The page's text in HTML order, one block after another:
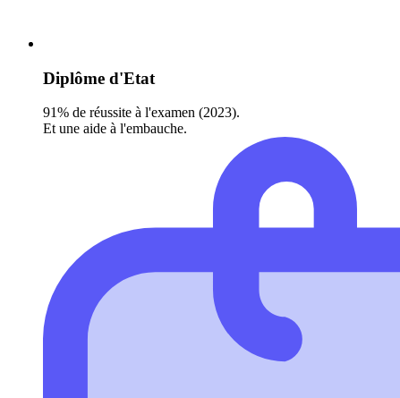
Diplôme d'Etat
91% de réussite à l'examen (2023).
Et une aide à l'embauche.